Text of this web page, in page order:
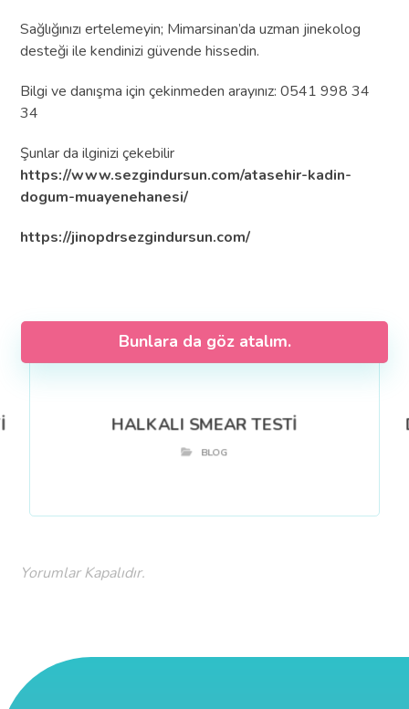
Sağlığınızı ertelemeyin; Mimarsinan’da uzman jinekolog
desteği ile kendinizi güvende hissedin.
Bilgi ve danışma için çekinmeden arayınız: 0541 998 34
34
Şunlar da ilginizi çekebilir
https://www.sezgindursun.com/atasehir-kadin-
dogum-muayenehanesi/
https://jinopdrsezgindursun.com/
Bunlara da göz atalım.
HALKALI SMEAR TESTİ
BLOG
Yorumlar Kapalıdır.